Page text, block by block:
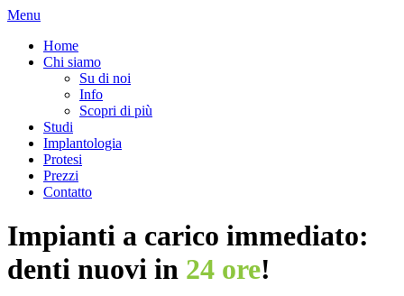
Menu
Home
Chi siamo
Su di noi
Info
Scopri di più
Studi
Implantologia
Protesi
Prezzi
Contatto
Impianti a carico immediato:
denti nuovi in 24 ore!